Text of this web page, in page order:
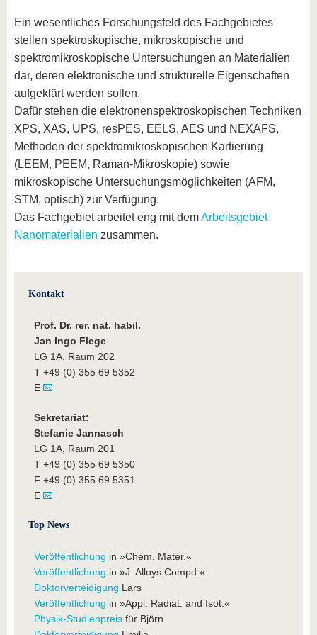
Ein wesentliches Forschungsfeld des Fachgebietes
stellen spektroskopische, mikroskopische und
spektromikroskopische Untersuchungen an Materialien
dar, deren elektronische und strukturelle Eigenschaften
aufgeklärt werden sollen.
Dafür stehen die elektronenspektroskopischen Techniken
XPS, XAS, UPS, resPES, EELS, AES und NEXAFS,
Methoden der spektromikroskopischen Kartierung
(LEEM, PEEM, Raman-Mikroskopie) sowie
mikroskopische Untersuchungsmöglichkeiten (AFM,
STM, optisch) zur Verfügung.
Das Fachgebiet arbeitet eng mit demArbeitsgebiet
Nanomaterialien zusammen.
Kontakt
Prof. Dr. rer. nat. habil.
Jan Ingo Flege
LG 1A, Raum 202
T +49 (0) 355 69 5352
E
Sekretariat:
Stefanie Jannasch
LG 1A, Raum 201
T +49 (0) 355 69 5350
F +49 (0) 355 69 5351
E
Top News
Veröffentlichung in »Chem. Mater.«
Veröffentlichung in »J. Alloys Compd.«
Doktorverteidigung Lars
Veröffentlichung in »Appl. Radiat. and Isot.«
Physik-Studienpreis für Björn